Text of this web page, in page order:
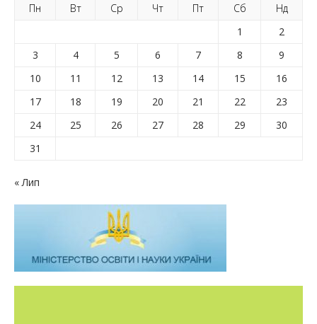
Пн Вт Ср Чт Пт Сб
Нд
1
2
3
4 5 6 7 8
9
10
11 12 13 14 15
16
17
18 19 20 21 22
23
24
25 26 27 28 29
30
31
« Лип